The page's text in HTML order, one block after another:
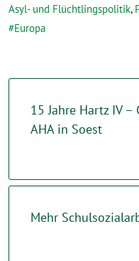
Asyl- und Flüchtlingspolitik,
Europa
15 Jahre Hartz IV –
AHA in Soest
Mehr